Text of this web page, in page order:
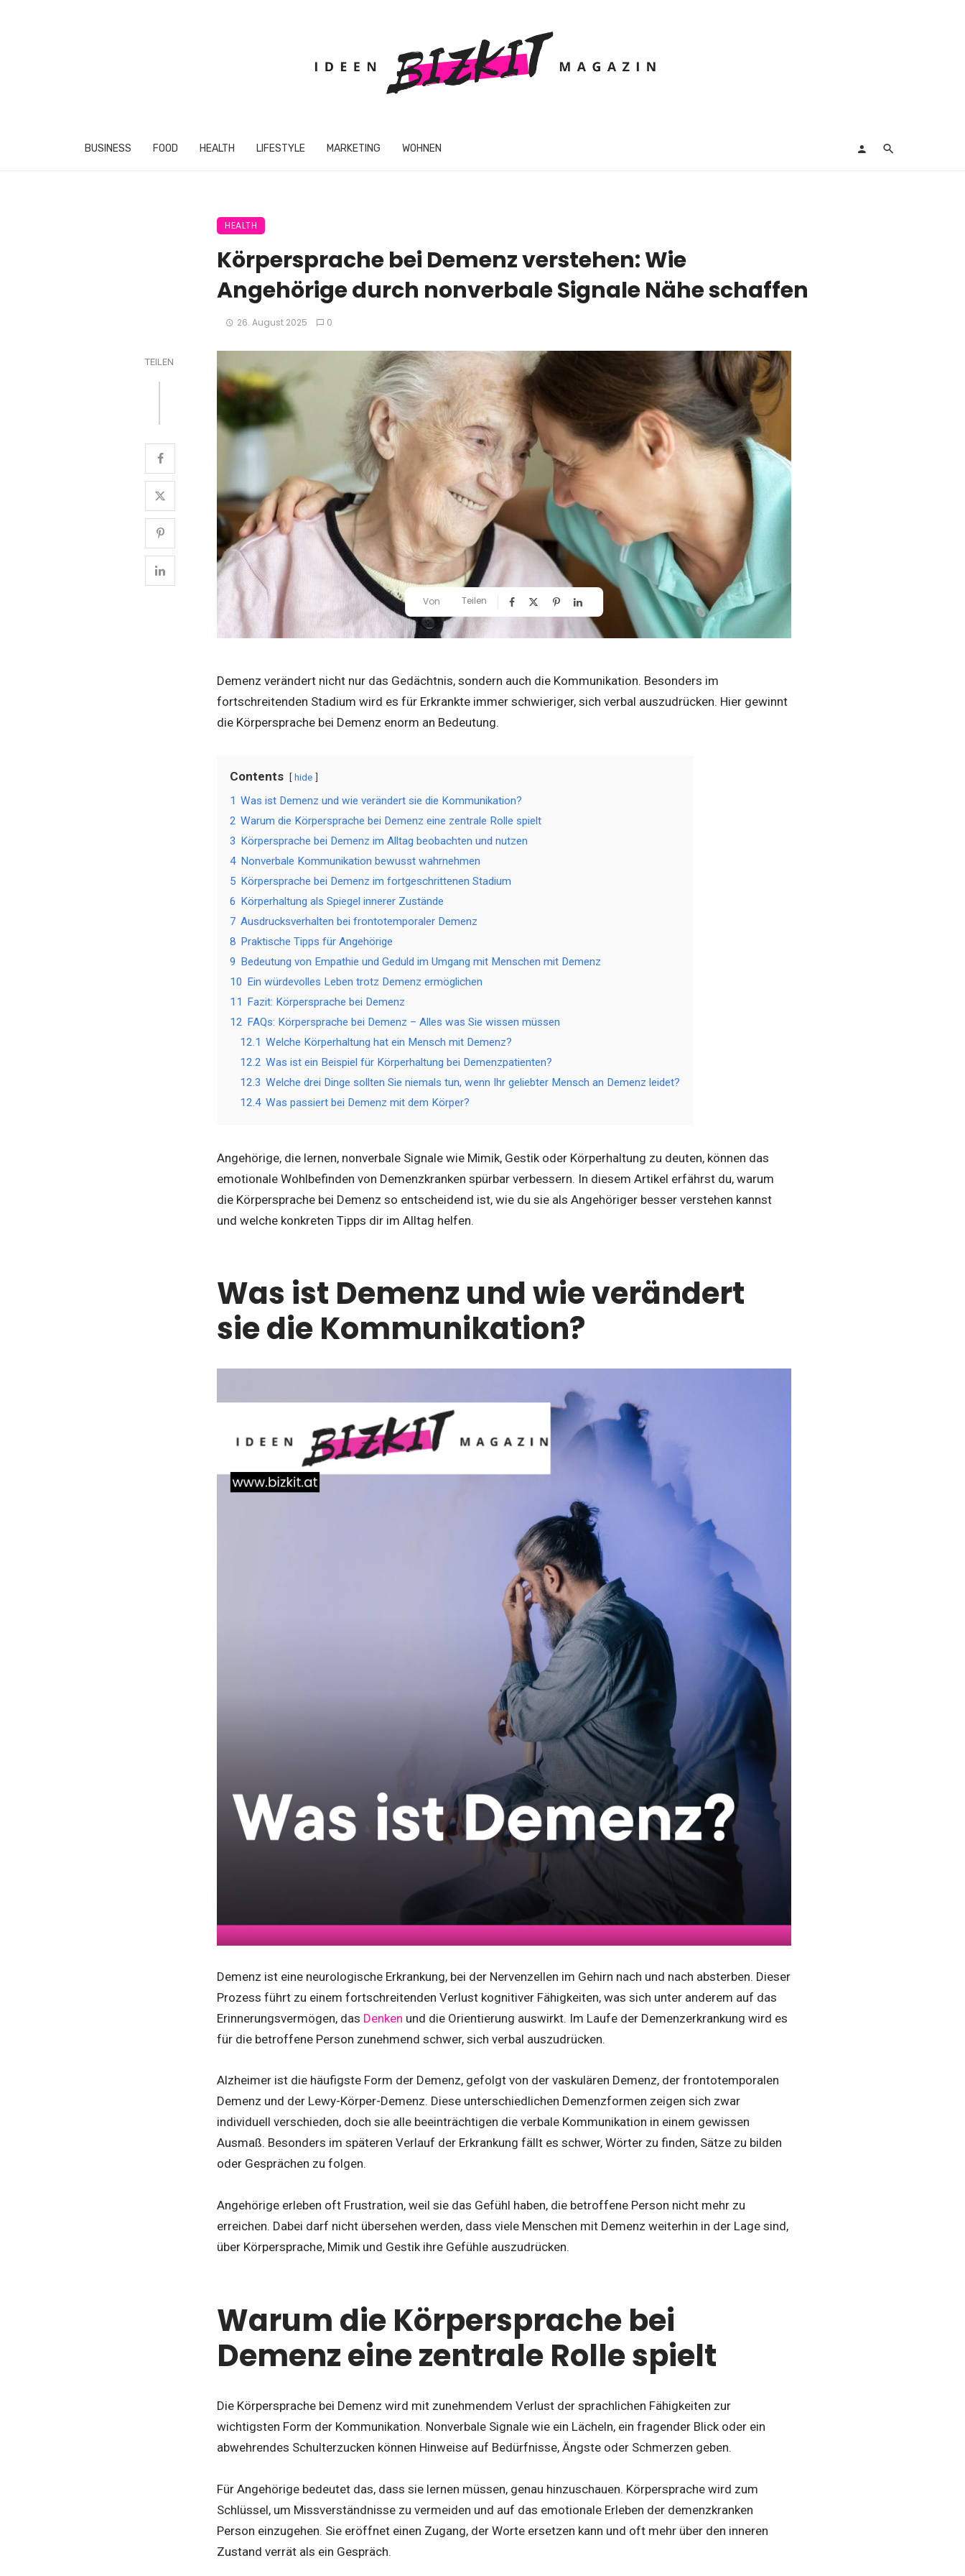
BUSINESS FOOD HEALTH LIFESTYLE MARKETING WOHNEN
HEALTH
Körpersprache bei Demenz verstehen: Wie
Angehörige durch nonverbale Signale Nähe schaffen
26. August 2025 0
TEILEN
Von Teilen
Demenz verändert nicht nur das Gedächtnis, sondern auch die Kommunikation. Besonders im
fortschreitenden Stadium wird es für Erkrankte immer schwieriger, sich verbal auszudrücken. Hier gewinnt
die Körpersprache bei Demenz enorm an Bedeutung.
Contents hide
1 Was ist Demenz und wie verändert sie die Kommunikation?
2 Warum die Körpersprache bei Demenz eine zentrale Rolle spielt
3 Körpersprache bei Demenz im Alltag beobachten und nutzen
4 Nonverbale Kommunikation bewusst wahrnehmen
5 Körpersprache bei Demenz im fortgeschrittenen Stadium
6 Körperhaltung als Spiegel innerer Zustände
7 Ausdrucksverhalten bei frontotemporaler Demenz
8 Praktische Tipps für Angehörige
9 Bedeutung von Empathie und Geduld im Umgang mit Menschen mit Demenz
10 Ein würdevolles Leben trotz Demenz ermöglichen
11 Fazit: Körpersprache bei Demenz
12 FAQs: Körpersprache bei Demenz – Alles was Sie wissen müssen
12.1 Welche Körperhaltung hat ein Mensch mit Demenz?
12.2 Was ist ein Beispiel für Körperhaltung bei Demenzpatienten?
12.3 Welche drei Dinge sollten Sie niemals tun, wenn Ihr geliebter Mensch an Demenz leidet?
12.4 Was passiert bei Demenz mit dem Körper?
Angehörige, die lernen, nonverbale Signale wie Mimik, Gestik oder Körperhaltung zu deuten, können das
emotionale Wohlbefinden von Demenzkranken spürbar verbessern. In diesem Artikel erfährst du, warum
die Körpersprache bei Demenz so entscheidend ist, wie du sie als Angehöriger besser verstehen kannst
und welche konkreten Tipps dir im Alltag helfen.
Was ist Demenz und wie verändert
sie die Kommunikation?
Demenz ist eine neurologische Erkrankung, bei der Nervenzellen im Gehirn nach und nach absterben. Dieser
Prozess führt zu einem fortschreitenden Verlust kognitiver Fähigkeiten, was sich unter anderem auf das
Erinnerungsvermögen, das Denken und die Orientierung auswirkt. Im Laufe der Demenzerkrankung wird es
für die betroffene Person zunehmend schwer, sich verbal auszudrücken.
Alzheimer ist die häufigste Form der Demenz, gefolgt von der vaskulären Demenz, der frontotemporalen
Demenz und der Lewy-Körper-Demenz. Diese unterschiedlichen Demenzformen zeigen sich zwar
individuell verschieden, doch sie alle beeinträchtigen die verbale Kommunikation in einem gewissen
Ausmaß. Besonders im späteren Verlauf der Erkrankung fällt es schwer, Wörter zu finden, Sätze zu bilden
oder Gesprächen zu folgen.
Angehörige erleben oft Frustration, weil sie das Gefühl haben, die betroffene Person nicht mehr zu
erreichen. Dabei darf nicht übersehen werden, dass viele Menschen mit Demenz weiterhin in der Lage sind,
über Körpersprache, Mimik und Gestik ihre Gefühle auszudrücken.
Warum die Körpersprache bei
Demenz eine zentrale Rolle spielt
Die Körpersprache bei Demenz wird mit zunehmendem Verlust der sprachlichen Fähigkeiten zur
wichtigsten Form der Kommunikation. Nonverbale Signale wie ein Lächeln, ein fragender Blick oder ein
abwehrendes Schulterzucken können Hinweise auf Bedürfnisse, Ängste oder Schmerzen geben.
Für Angehörige bedeutet das, dass sie lernen müssen, genau hinzuschauen. Körpersprache wird zum
Schlüssel, um Missverständnisse zu vermeiden und auf das emotionale Erleben der demenzkranken
Person einzugehen. Sie eröffnet einen Zugang, der Worte ersetzen kann und oft mehr über den inneren
Zustand verrät als ein Gespräch.